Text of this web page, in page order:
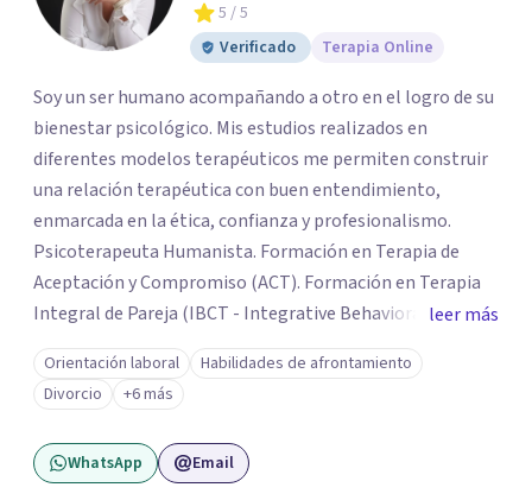
5 / 5
Verificado
Terapia Online
Soy un ser humano acompañando a otro en el logro de su
bienestar psicológico. Mis estudios realizados en
diferentes modelos terapéuticos me permiten construir
una relación terapéutica con buen entendimiento,
enmarcada en la ética, confianza y profesionalismo.
Psicoterapeuta Humanista. Formación en Terapia de
Aceptación y Compromiso (ACT). Formación en Terapia
Integral de Pareja (IBCT - Integrative Behavioral Couple
Therapy). Formación en Terapia de esquemas por CETEP.
Formación en Entrenamiento en Habilidades. Formación
en Análisis de la conducta. Formación en Terapia
Dialéctica Conductual - DBT. Formación en Terapia de
Familia y Pareja.
leer más
Orientación laboral
Habilidades de afrontamiento
Divorcio
+6 más
WhatsApp Email